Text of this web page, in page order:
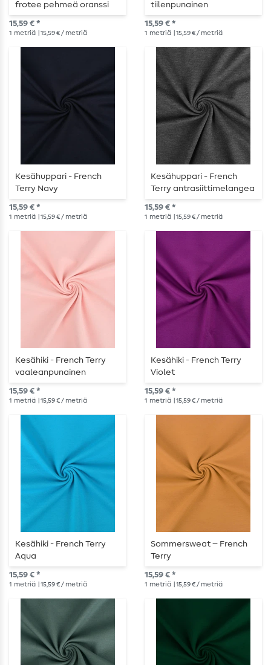
frotee pehmeä oranssi
15,59 € *
1 metriä | 15,59 € / metriä
tiilenpunainen
15,59 € *
1 metriä | 15,59 € / metriä
Kesähuppari - French
Terry Navy
15,59 € *
1 metriä | 15,59 € / metriä
Kesähuppari - French
Terry antrasiittimelangea
15,59 € *
1 metriä | 15,59 € / metriä
Kesähiki - French Terry
vaaleanpunainen
15,59 € *
1 metriä | 15,59 € / metriä
Kesähiki - French Terry
Violet
15,59 € *
1 metriä | 15,59 € / metriä
Kesähiki - French Terry
Aqua
15,59 € *
1 metriä | 15,59 € / metriä
Sommersweat – French
Terry
15,59 € *
1 metriä | 15,59 € / metriä